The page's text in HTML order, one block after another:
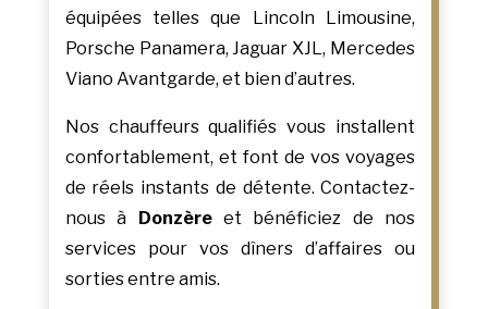
équipées telles que Lincoln Limousine,
Porsche Panamera, Jaguar XJL, Mercedes
Viano Avantgarde, et bien d’autres.
Nos chauffeurs qualifiés vous installent
confortablement, et font de vos voyages
de réels instants de détente. Contactez-
nous à Donzèreet bénéficiez de nos
services pour vos dîners d’affaires ou
sorties entre amis.